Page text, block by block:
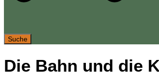
Suche
Die Bahn und die